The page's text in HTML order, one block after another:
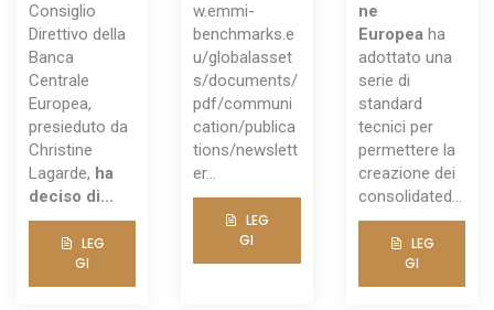
Consiglio
Direttivo della
Banca
Centrale
Europea,
presieduto da
Christine
Lagarde, ha
deciso di...
LEG
GI
w.emmi-
benchmarks.e
u/globalasset
s/documents/
pdf/communi
cation/publica
tions/newslett
er...
LEG
GI
ne
Europeaha
adottato una
serie di
standard
tecnici per
permettere la
creazione dei
consolidated...
LEG
GI